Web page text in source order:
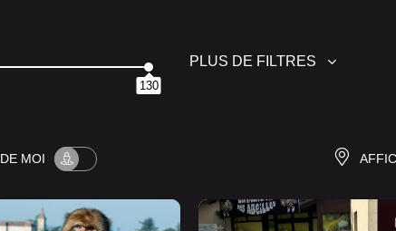
130
PLUS DE FILTRES
DE MOI